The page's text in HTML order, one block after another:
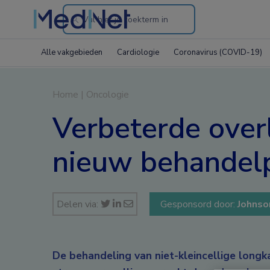
Search
the
Alle vakgebieden Cardiologie Coronavirus (COVID-19)
Home | Oncologie
Verbeterde
nieuw
Delen via: Gesponsord door:
De behandeling van niet-kleincellige